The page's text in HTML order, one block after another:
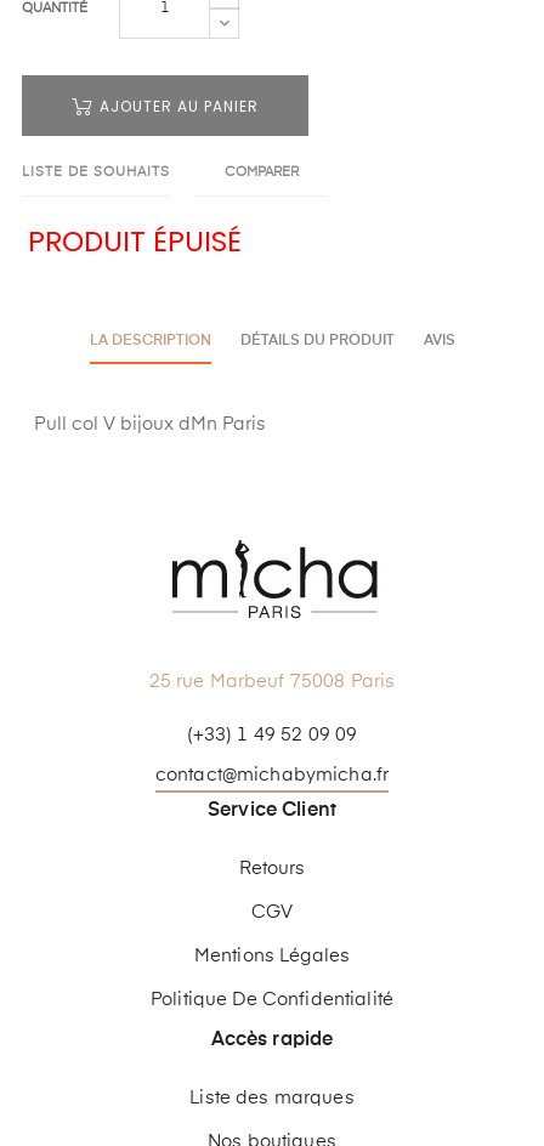
QUANTITÉ
AJOUTER AU PANIER
LISTE DE SOUHAITS COMPARER
PRODUIT ÉPUISÉ
LA DESCRIPTION DÉTAILS DU PRODUIT AVIS
Pull col V bijoux dMn Paris
25 rue Marbeuf 75008 Paris
(+33) 1 49 52 09 09
contact@michabymicha.fr
Service Client
Retours
CGV
Mentions Légales
Politique De Confidentialité
Accès rapide
Liste des marques
Nos boutiques